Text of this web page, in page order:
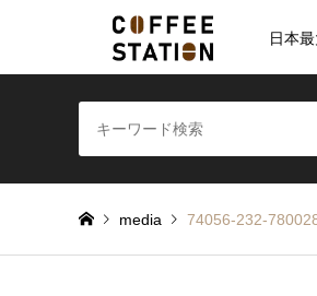
日本
media 74056-232-